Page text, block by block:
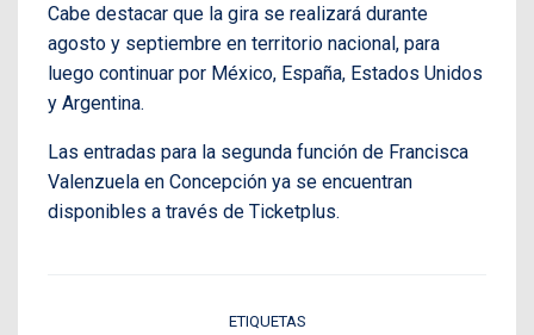
Cabe destacar que la gira se realizará durante
agosto y septiembre en territorio nacional, para
luego continuar por México, España, Estados Unidos
y Argentina.
Las entradas para la segunda función de Francisca
Valenzuela en Concepción ya se encuentran
disponibles a través de Ticketplus.
ETIQUETAS